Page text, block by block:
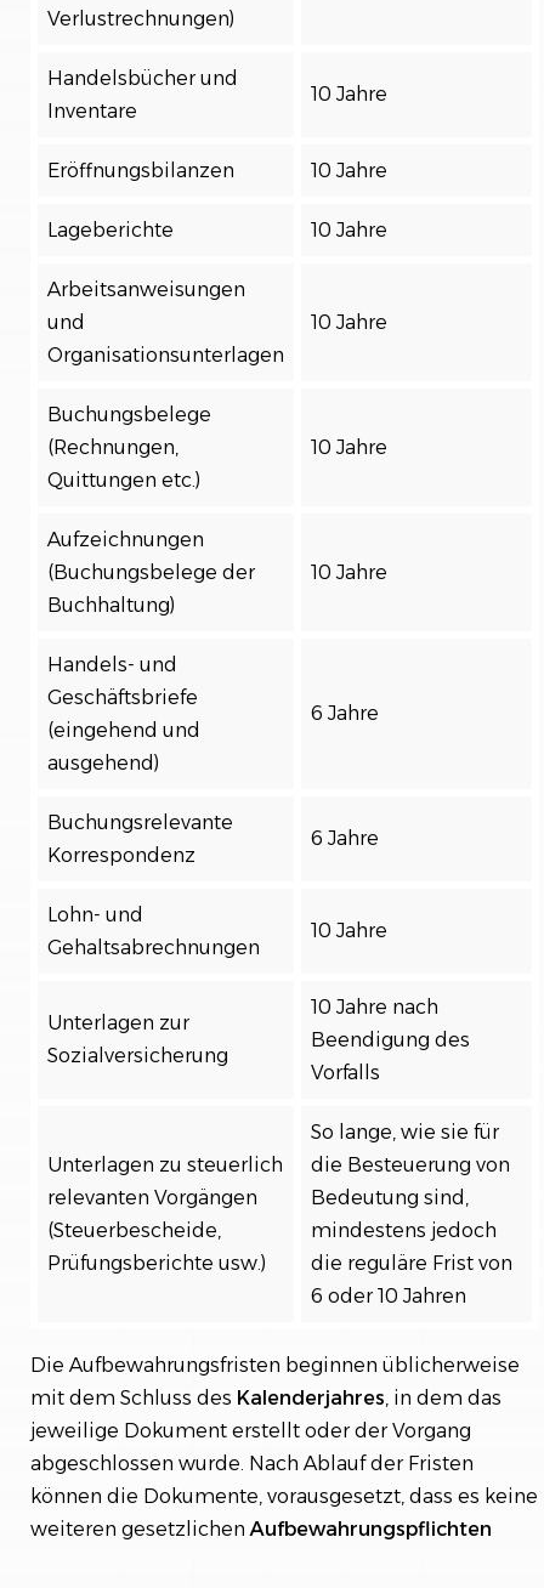
Verlustrechnungen)
Handelsbücher und
Inventare
10 Jahre
Eröffnungsbilanzen 10 Jahre
Lageberichte 10 Jahre
Arbeitsanweisungen
und
Organisationsunterlagen
10 Jahre
Buchungsbelege
(Rechnungen,
Quittungen etc.)
10 Jahre
Aufzeichnungen
(Buchungsbelege der
Buchhaltung)
10 Jahre
Handels- und
Geschäftsbriefe
(eingehend und
ausgehend)
6 Jahre
Buchungsrelevante
Korrespondenz
6 Jahre
Lohn- und
Gehaltsabrechnungen
10 Jahre
Unterlagen zur
Sozialversicherung
10 Jahre nach
Beendigung des
Vorfalls
Unterlagen zu steuerlich
relevanten Vorgängen
(Steuerbescheide,
Prüfungsberichte usw.)
So lange, wie sie für
die Besteuerung von
Bedeutung sind,
mindestens jedoch
die reguläre Frist von
6 oder 10 Jahren
Die Aufbewahrungsfristen beginnen üblicherweise
mit dem Schluss des Kalenderjahres, in dem das
jeweilige Dokument erstellt oder der Vorgang
abgeschlossen wurde. Nach Ablauf der Fristen
können die Dokumente, vorausgesetzt, dass es keine
weiteren gesetzlichenAufbewahrungspflichten